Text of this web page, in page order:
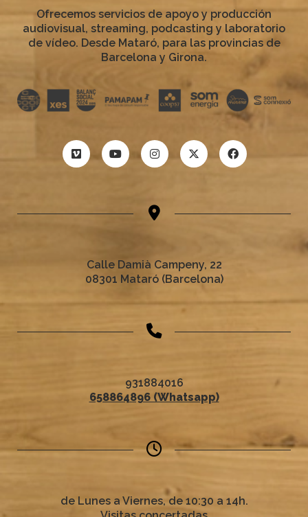
Ofrecemos servicios de apoyo y producción
audiovisual, streaming, podcasting y laboratorio
de vídeo. Desde Mataró, para las provincias de
Barcelona y Girona.
Calle Damià Campeny, 22
08301 Mataró (Barcelona)
931884016
658864896 (Whatsapp)
de Lunes a Viernes, de 10:30 a 14h.